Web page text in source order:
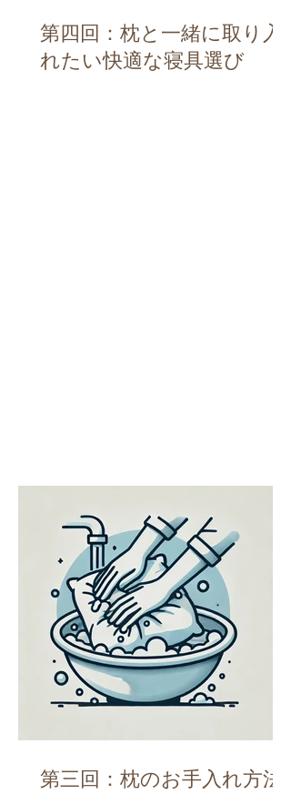
第四回：枕と一緒に取り入
れたい快適な寝具選び
第三回：枕のお手入れ方法